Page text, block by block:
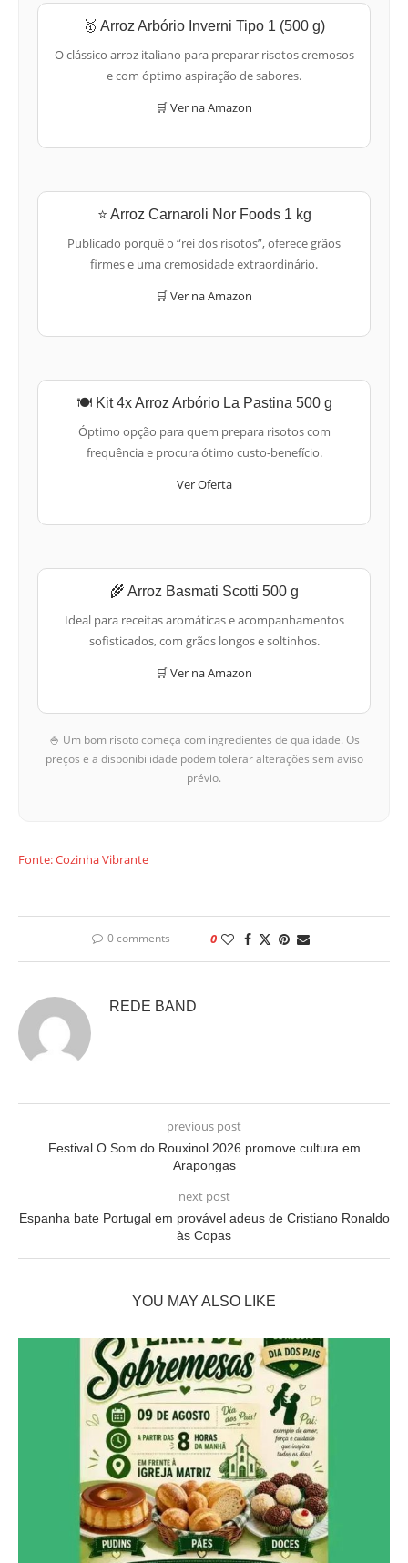
🥇 Arroz Arbório Inverni Tipo 1 (500 g)
O clássico arroz italiano para preparar risotos cremosos
e com óptimo aspiração de sabores.
🛒 Ver na Amazon
⭐ Arroz Carnaroli Nor Foods 1 kg
Publicado porquê o “rei dos risotos”, oferece grãos
firmes e uma cremosidade extraordinário.
🛒 Ver na Amazon
🍽️ Kit 4x Arroz Arbório La Pastina 500 g
Óptimo opção para quem prepara risotos com
frequência e procura ótimo custo-benefício.
Ver Oferta
🌾 Arroz Basmati Scotti 500 g
Ideal para receitas aromáticas e acompanhamentos
sofisticados, com grãos longos e soltinhos.
🛒 Ver na Amazon
🍚 Um bom risoto começa com ingredientes de qualidade. Os
preços e a disponibilidade podem tolerar alterações sem aviso
prévio.
Fonte: Cozinha Vibrante
0 comments 0
REDE BAND
previous post
Festival O Som do Rouxinol 2026 promove cultura em
Arapongas
next post
Espanha bate Portugal em provável adeus de Cristiano Ronaldo
às Copas
YOU MAY ALSO LIKE